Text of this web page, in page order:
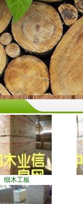
细木工板